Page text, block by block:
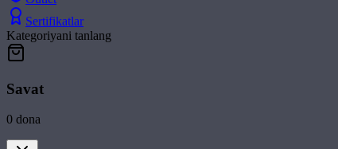
Sertifikatlar
Kategoriyani tanlang
Savat
0 dona